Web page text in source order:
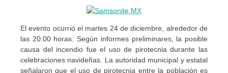
El evento ocurrió el martes 24 de diciembre, alrededor de
las 20:00 horas. Según informes preliminares, la posible
causa del incendio fue el uso de pirotecnia durante las
celebraciones navideñas. La autoridad municipal y estatal
señalaron que el uso de pirotecnia entre la población es